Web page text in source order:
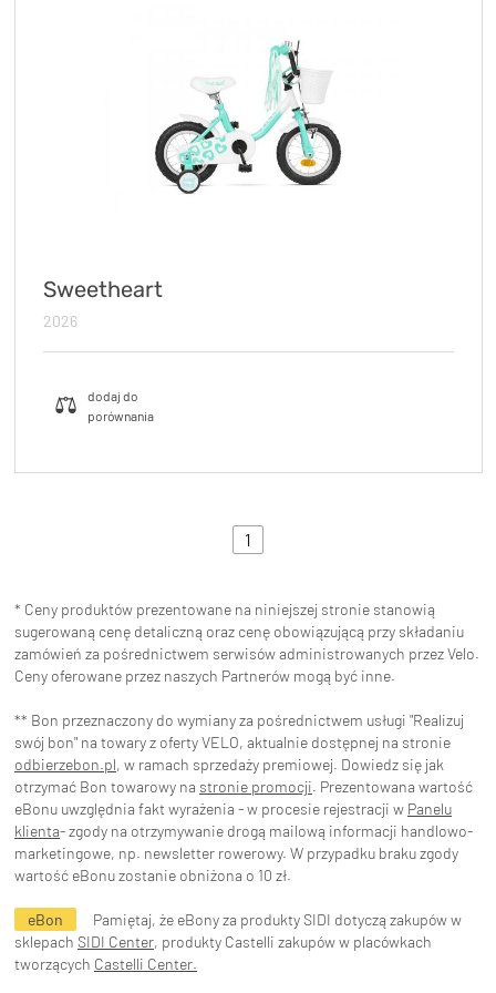
KryptoFlex Key Cable
Sweetheart
2026
1
* Ceny produktów prezentowane na niniejszej stronie stanowią
sugerowaną cenę detaliczną oraz cenę obowiązującą przy składaniu
zamówień za pośrednictwem serwisów administrowanych przez Velo.
Ceny oferowane przez naszych Partnerów mogą być inne.
** Bon przeznaczony do wymiany za pośrednictwem usługi "Realizuj
swój bon" na towary z oferty VELO, aktualnie dostępnej na stronie
odbierzebon.pl, w ramach sprzedaży premiowej. Dowiedz się jak
otrzymać Bon towarowy na stronie promocji. Prezentowana wartość
eBonu uwzględnia fakt wyrażenia - w procesie rejestracji w Panelu
klienta- zgody na otrzymywanie drogą mailową informacji handlowo-
marketingowe, np. newsletter rowerowy. W przypadku braku zgody
wartość eBonu zostanie obniżona o 10 zł.
eBon
Pamiętaj, że eBony za produkty SIDI dotyczą zakupów w
sklepach SIDI Center, produkty Castelli zakupów w placówkach
tworzących Castelli Center.